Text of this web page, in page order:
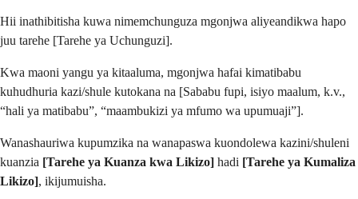
Hii inathibitisha kuwa nimemchunguza mgonjwa aliyeandikwa hapo
juu tarehe [Tarehe ya Uchunguzi].
Kwa maoni yangu ya kitaaluma, mgonjwa hafai kimatibabu
kuhudhuria kazi/shule kutokana na [Sababu fupi, isiyo maalum, k.v.,
“hali ya matibabu”, “maambukizi ya mfumo wa upumuaji”].
Wanashauriwa kupumzika na wanapaswa kuondolewa kazini/shuleni
kuanzia [Tarehe ya Kuanza kwa Likizo] hadi [Tarehe ya Kumaliza
Likizo], ikijumuisha.